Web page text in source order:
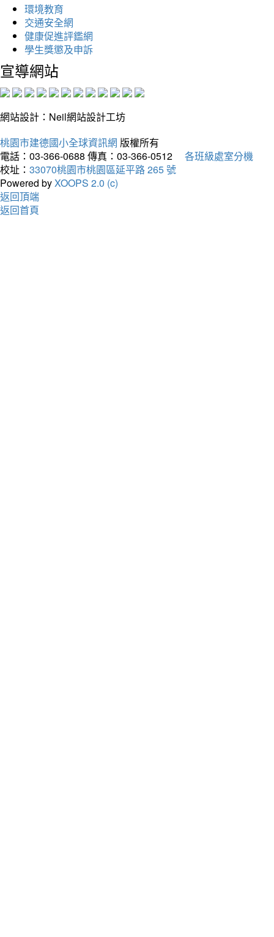
環境教育
交通安全網
健康促進評鑑網
學生獎懲及申訴
宣導網站
網站設計：Neil網站設計工坊
桃園市建德國小全球資訊網 版權所有
電話：03-366-0688 傳真：03-366-0512
各班級處室分機
校址： 33070桃園市桃園區延平路 265 號
Powered byXOOPS 2.0 (c)
返回頂端
返回首頁